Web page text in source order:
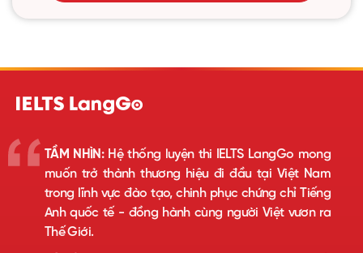
TẦM NHÌN:Hệ thống luyện thi IELTS LangGo mong
muốn trở thành thương hiệu đi đầu tại Việt Nam
trong lĩnh vực đào tạo, chinh phục chứng chỉ Tiếng
Anh quốc tế - đồng hành cùng người Việt vươn ra
Thế Giới.